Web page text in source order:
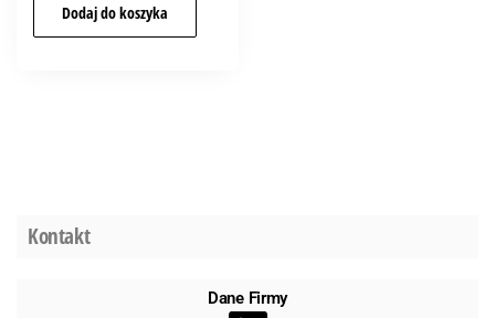
Dodaj do koszyka
Kontakt
Dane Firmy